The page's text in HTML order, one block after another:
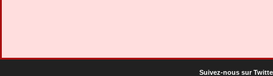
Suivez-nous sur